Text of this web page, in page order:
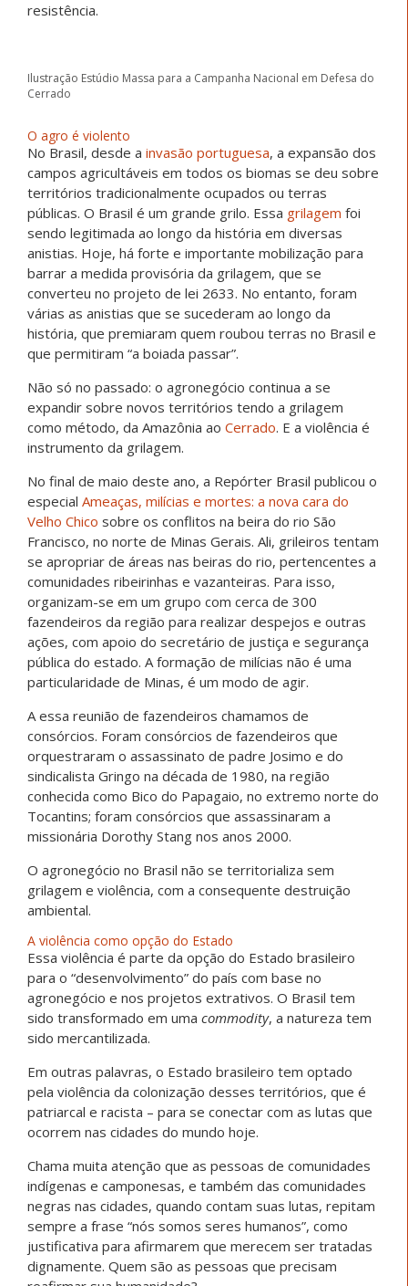
resistência.
Ilustração Estúdio Massa para a Campanha Nacional em Defesa do
Cerrado
O agro é violento
No Brasil, desde a invasão portuguesa, a expansão dos
campos agricultáveis em todos os biomas se deu sobre
territórios tradicionalmente ocupados ou terras
públicas. O Brasil é um grande grilo. Essa grilagem foi
sendo legitimada ao longo da história em diversas
anistias. Hoje, há forte e importante mobilização para
barrar a medida provisória da grilagem, que se
converteu no projeto de lei 2633. No entanto, foram
várias as anistias que se sucederam ao longo da
história, que premiaram quem roubou terras no Brasil e
que permitiram “a boiada passar”.
Não só no passado: o agronegócio continua a se
expandir sobre novos territórios tendo a grilagem
como método, da Amazônia ao Cerrado. E a violência é
instrumento da grilagem.
No final de maio deste ano, a Repórter Brasil publicou o
especial Ameaças, milícias e mortes: a nova cara do
Velho Chico sobre os conflitos na beira do rio São
Francisco, no norte de Minas Gerais. Ali, grileiros tentam
se apropriar de áreas nas beiras do rio, pertencentes a
comunidades ribeirinhas e vazanteiras. Para isso,
organizam-se em um grupo com cerca de 300
fazendeiros da região para realizar despejos e outras
ações, com apoio do secretário de justiça e segurança
pública do estado. A formação de milícias não é uma
particularidade de Minas, é um modo de agir.
A essa reunião de fazendeiros chamamos de
consórcios. Foram consórcios de fazendeiros que
orquestraram o assassinato de padre Josimo e do
sindicalista Gringo na década de 1980, na região
conhecida como Bico do Papagaio, no extremo norte do
Tocantins; foram consórcios que assassinaram a
missionária Dorothy Stang nos anos 2000.
O agronegócio no Brasil não se territorializa sem
grilagem e violência, com a consequente destruição
ambiental.
A violência como opção do Estado
Essa violência é parte da opção do Estado brasileiro
para o “desenvolvimento” do país com base no
agronegócio e nos projetos extrativos. O Brasil tem
sido transformado em uma commodity, a natureza tem
sido mercantilizada.
Em outras palavras, o Estado brasileiro tem optado
pela violência da colonização desses territórios, que é
patriarcal e racista – para se conectar com as lutas que
ocorrem nas cidades do mundo hoje.
Chama muita atenção que as pessoas de comunidades
indígenas e camponesas, e também das comunidades
negras nas cidades, quando contam suas lutas, repitam
sempre a frase “nós somos seres humanos”, como
justificativa para afirmarem que merecem ser tratadas
dignamente. Quem são as pessoas que precisam